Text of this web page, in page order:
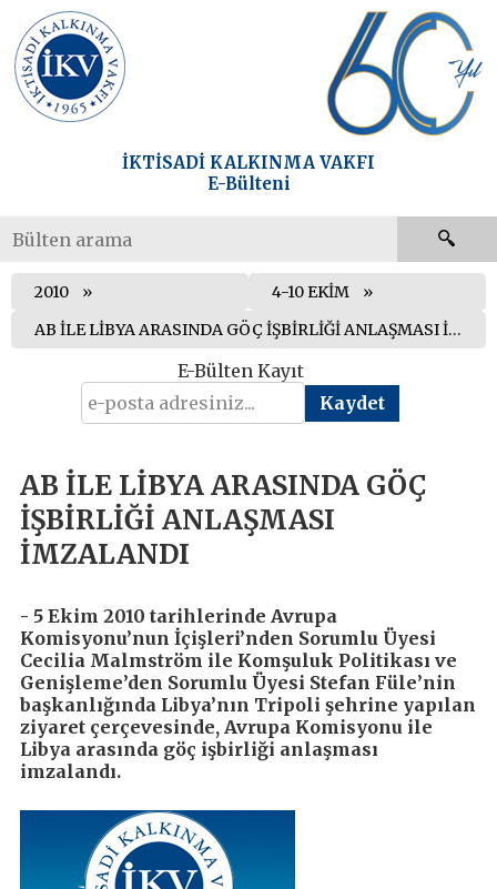
İKTİSADİ KALKINMA VAKFI
E-Bülteni
2010
4-10 EKİM
AB İLE LİBYA ARASINDA GÖÇ İŞBİRLİĞİ ANLAŞMASI İMZALANDI
E-Bülten Kayıt
AB İLE LİBYA ARASINDA GÖÇ
İŞBİRLİĞİ ANLAŞMASI
İMZALANDI
- 5 Ekim 2010 tarihlerinde Avrupa
Komisyonu’nun İçişleri’nden Sorumlu Üyesi
Cecilia Malmström ile Komşuluk Politikası ve
Genişleme’den Sorumlu Üyesi Stefan Füle’nin
başkanlığında Libya’nın Tripoli şehrine yapılan
ziyaret çerçevesinde, Avrupa Komisyonu ile
Libya arasında göç işbirliği anlaşması
imzalandı.